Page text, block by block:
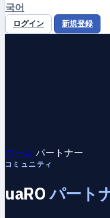
국어
ログイン 新規登録
ホーム パートナー
コミュニティ
uaROパート